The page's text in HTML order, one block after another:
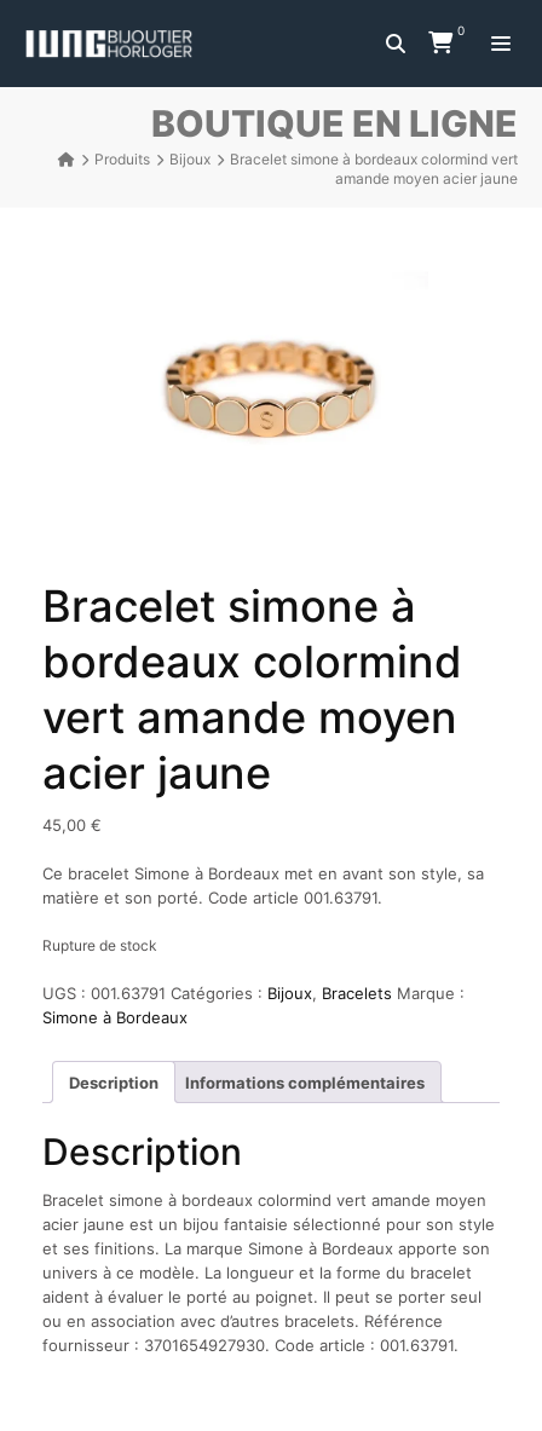
0
BOUTIQUE EN LIGNE
Produits Bijoux
Bracelet simone à bordeaux colormind vert
amande moyen acier jaune
Bracelet simone à
bordeaux colormind
vert amande moyen
acier jaune
45,00 €
Ce bracelet Simone à Bordeaux met en avant son style, sa
matière et son porté. Code article 001.63791.
Rupture de stock
UGS : 001.63791 Catégories : Bijoux, Bracelets Marque :
Simone à Bordeaux
Description Informations complémentaires
Description
Bracelet simone à bordeaux colormind vert amande moyen
acier jaune est un bijou fantaisie sélectionné pour son style
et ses finitions. La marque Simone à Bordeaux apporte son
univers à ce modèle. La longueur et la forme du bracelet
aident à évaluer le porté au poignet. Il peut se porter seul
ou en association avec d’autres bracelets. Référence
fournisseur : 3701654927930. Code article : 001.63791.